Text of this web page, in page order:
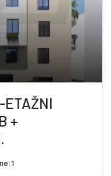
ETAŽNI
+
1